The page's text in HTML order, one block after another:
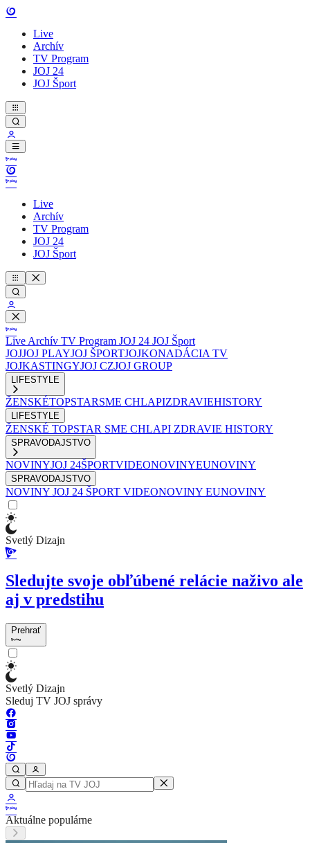
Live
Archív
TV Program
JOJ 24
JOJ Šport
Live
Archív
TV Program
JOJ 24
JOJ Šport
Live Archív TV Program JOJ 24 JOJ Šport
JOJJOJ PLAYJOJ ŠPORTJOJKONADÁCIA TV
JOJKASTINGYJOJ CZJOJ GROUP
LIFESTYLE
ŽENSKÉTOPSTARSME CHLAPIZDRAVIEHISTORY
LIFESTYLE
ŽENSKÉ TOPSTAR SME CHLAPI ZDRAVIE HISTORY
SPRAVODAJSTVO
NOVINYJOJ 24ŠPORTVIDEONOVINYEUNOVINY
SPRAVODAJSTVO
NOVINY JOJ 24 ŠPORT VIDEONOVINY EUNOVINY
Svetlý Dizajn
Sledujte svoje obľúbené relácie naživo ale
aj v predstihu
Prehrať
Svetlý Dizajn
Sleduj TV JOJ správy
Aktuálne populárne